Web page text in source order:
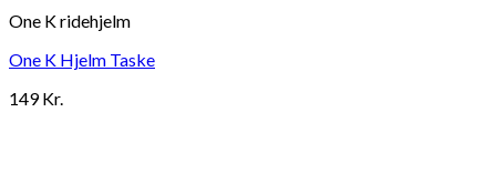
One K ridehjelm
One K Hjelm Taske
149Kr.